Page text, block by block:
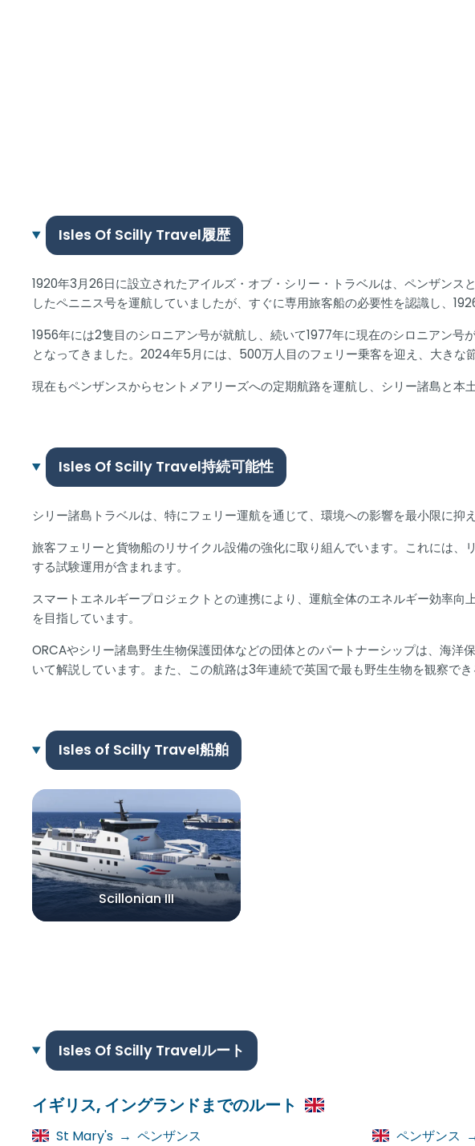
Isles Of Scilly Travel履歴
1920年3月26日に設立されたアイルズ・オブ・シリー・トラベルは、ペンザン
したペニニス号を運航していましたが、すぐに専用旅客船の必要性を認識し、
1956年には2隻目のシロニアン号が就航し、続いて1977年に現在のシロニアン
となってきました。2024年5月には、500万人目のフェリー乗客を迎え、大きな
現在もペンザンスからセントメアリーズへの定期航路を運航し、シリー諸島と本
Isles Of Scilly Travel持続可能性
シリー諸島トラベルは、特にフェリー運航を通じて、環境への影響を最小限に
旅客フェリーと貨物船のリサイクル設備の強化に取り組んでいます。これには
する試験運用が含まれます。
スマートエネルギープロジェクトとの連携により、運航全体のエネルギー効率
を目指しています。
ORCAやシリー諸島野生生物保護団体などの団体とのパートナーシップは、海
いて解説しています。また、この航路は3年連続で英国で最も野生生物を観察でき
Isles of Scilly Travel船舶
Scillonian III
Isles Of Scilly Travelルート
イギリス, イングランドまでのルート
St Mary's → ペンザンス ペンザンス